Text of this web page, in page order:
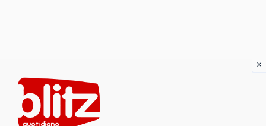
content
×